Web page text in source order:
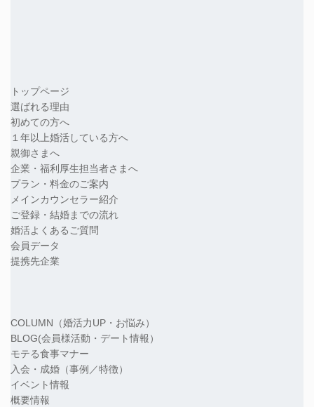
トップページ
選ばれる理由
初めての方へ
１年以上婚活している方へ
親御さまへ
企業・福利厚生担当者さまへ
プラン・料金のご案内
メインカウンセラー紹介
ご登録・結婚までの流れ
婚活よくあるご質問
会員データ
提携先企業
COLUMN（婚活力UP・お悩み）
BLOG(会員様活動・デート情報）
モテる食事マナー
入会・成婚（事例／特徴）
イベント情報
概要情報